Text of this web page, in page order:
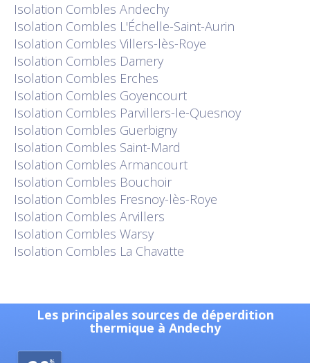
Isolation Combles Andechy
Isolation Combles L'Échelle-Saint-Aurin
Isolation Combles Villers-lès-Roye
Isolation Combles Damery
Isolation Combles Erches
Isolation Combles Goyencourt
Isolation Combles Parvillers-le-Quesnoy
Isolation Combles Guerbigny
Isolation Combles Saint-Mard
Isolation Combles Armancourt
Isolation Combles Bouchoir
Isolation Combles Fresnoy-lès-Roye
Isolation Combles Arvillers
Isolation Combles Warsy
Isolation Combles La Chavatte
Les principales sources de déperdition
thermique à Andechy